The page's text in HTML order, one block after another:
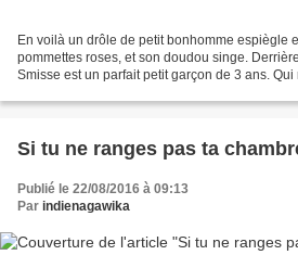
En voilà un drôle de petit bonhomme espiègle
pommettes roses, et son doudou singe.
Smisse est un parfait petit garçon de 3 ans.
Si tu ne ranges pas ta
Publié le 22/08/2016 à 09:13
Par indienagawika